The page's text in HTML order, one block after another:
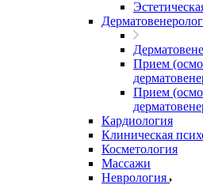
Прием
Прием
Кардиология
Клиническая
Косметология
Массажи
Неврология